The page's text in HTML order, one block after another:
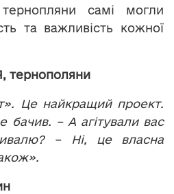
самі могли
та важливість кожної
тернополяни
Це найкращий проект.
бачив. – А агітували вас
– Ні, це власна